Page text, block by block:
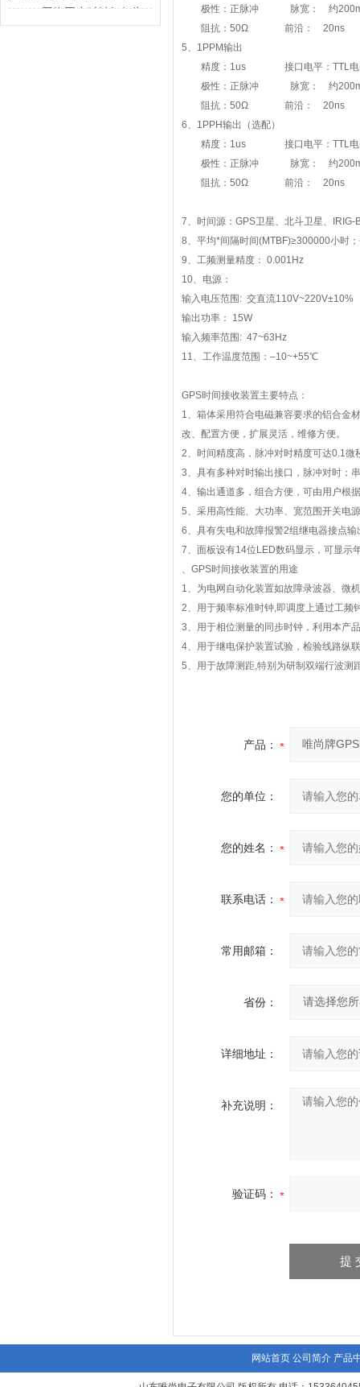
解决的不只是校时
GPS网络同步时钟如何为
极性：正脉冲 脉宽： 约
阻抗：50Ω 前沿： 20ns
5、1PPM输出
精度：1us 接口电平：TTL电
极性：正脉冲 脉宽： 约
阻抗：50Ω 前沿： 20ns
6、1PPH输出（选配）
精度：1us 接口电平：TTL电
极性：正脉冲 脉宽： 约
阻抗：50Ω 前沿： 20ns
7、时间源：GPS卫星、北斗卫星、
8、平均*间隔时间(MTBF)≥300000小时
9、工频测量精度：
10、电源：
输入电压范围: 交直流110V~220V±10%
输出功率： 15W
输入频率范围: 47~63Hz
11、工作温度范围：–10~+55℃
GPS时间接收装置主要特点：
1、箱体采用符合电磁兼容要求的铝合金
改、配置方便，扩展灵活，维修方便。
2、时间精度高，脉冲对时精度可达0.1微
3、具有多种对时输出接口，脉冲对时；
4、输出通道多，组合方便，可由用户根
5、采用高性能、大功率、宽范围开关电
6、具有失电和故障报警2组继电器接点
7、面板设有14位LED数码显示，可显示
、GPS时间接收装置的用途
1、为电网自动化装置如故障录波器、微
2、用于频率标准时钟,即调度上通过工频
3、用于相位测量的同步时钟，利用本产
4、用于继电保护装置试验，检验线路纵
5、用于故障测距,特别为研制双端行波测
产品：
您的单位：
您的姓名：
联系电话：
常用邮箱：
省份：
详细地址：
补充说明：
验证码：
网站首页 公司简介 产品